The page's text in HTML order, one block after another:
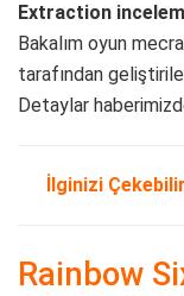
Extraction
Bakalım oyun
tarafından
Detaylar
İlginizi
Rainbow